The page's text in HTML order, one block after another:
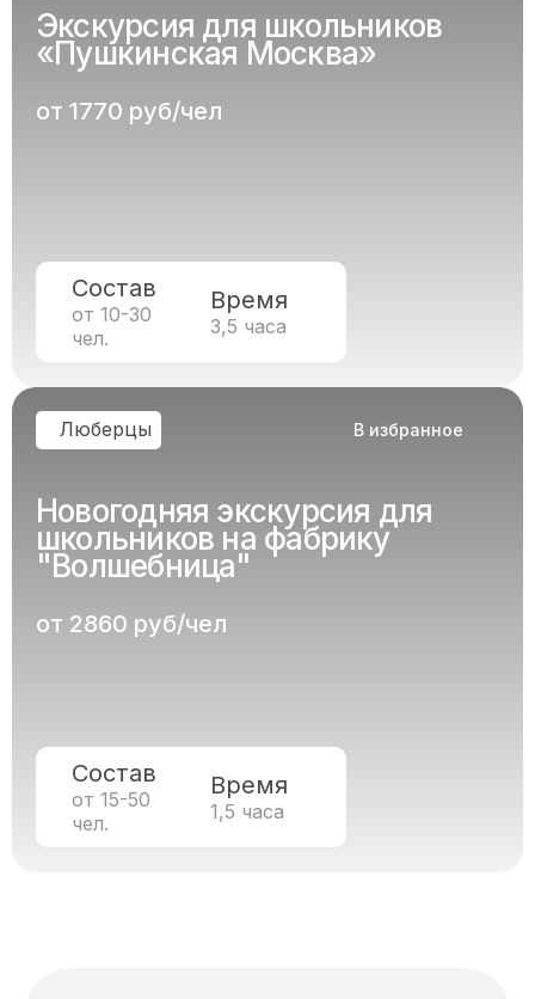
Экскурсия для школьников
«Пушкинская Москва»
от 1770 руб/чел
Состав
от 10-30
чел.
Время
3,5 часа
Люберцы В избранное
Новогодняя экскурсия для
школьников на фабрику
"Волшебница"
от 2860 руб/чел
Состав
от 15-50
чел.
Время
1,5 часа